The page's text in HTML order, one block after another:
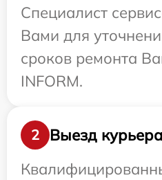
Специалист
Вами для
сроков ремонта
INFORM.
2
Выезд